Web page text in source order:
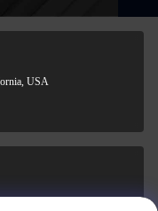
USA